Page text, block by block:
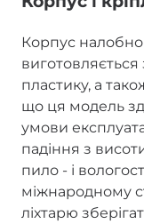
Корпус
виготовляється
пластику, а
що ця модель
умови
падіння з
пило - і
міжнародному
ліхтарю